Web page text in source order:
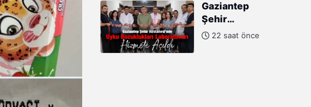
AÇAR'IN
YERİNE
ERHAN
Gaziantep
Şehir
Hastanesi'nde
22 saat önce